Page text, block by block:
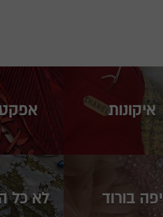
איקונות
יפה בורוד לא כל